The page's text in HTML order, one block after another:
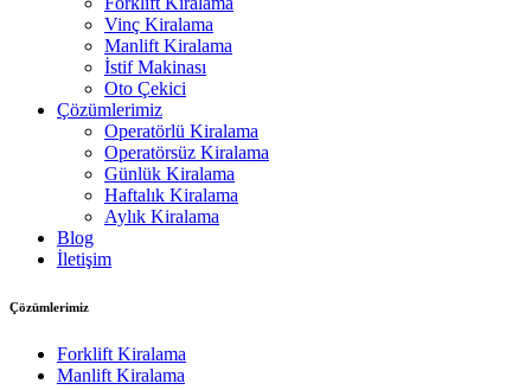
Vinç Kiralama
Manlift Kiralama
İstif Makinası
Oto Çekici
Çözümlerimiz
Operatörlü Kiralama
Operatörsüz Kiralama
Günlük Kiralama
Haftalık Kiralama
Aylık Kiralama
Blog
İletişim
Çözümlerimiz
Forklift Kiralama
Manlift Kiralama